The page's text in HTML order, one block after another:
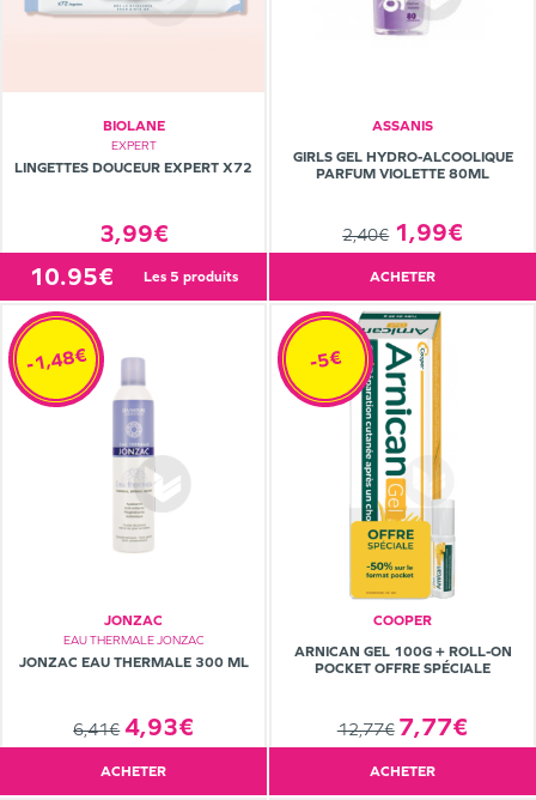
BIOLANE
EXPERT
LINGETTES DOUCEUR EXPERT X72
3,99€
10.95€ les 5 produits
ASSANIS
GIRLS GEL HYDRO-ALCOOLIQUE
PARFUM VIOLETTE 80ML
2,40€ 1,99€
ACHETER
JONZAC
EAU THERMALE JONZAC
JONZAC EAU THERMALE 300 ML
6,41€ 4,93€
-1,48€
ACHETER
COOPER
ARNICAN GEL 100G + ROLL-ON
POCKET OFFRE SPÉCIALE
12,77€ 7,77€
-5€
ACHETER